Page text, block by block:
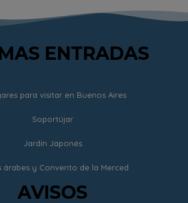
ENTRADAS
para visitar en Buenos Aires
Soportújar
Jardín Japonés
árabes y Convento de la Merced
AVISOS